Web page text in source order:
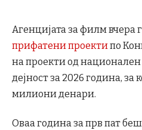
Агенцијата за филм вчера
прифатени проектипо
на проекти од
дејност за 2026 година, за
милиони денари.
Оваа година за прв пат